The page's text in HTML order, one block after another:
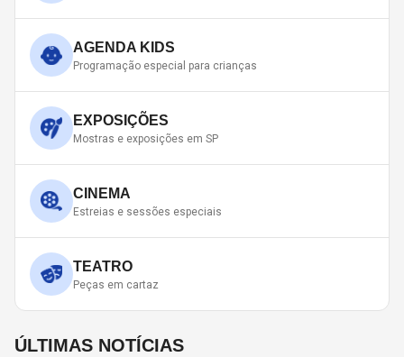
AGENDA KIDS
Programação especial para crianças
EXPOSIÇÕES
Mostras e exposições em SP
CINEMA
Estreias e sessões especiais
TEATRO
Peças em cartaz
ÚLTIMAS NOTÍCIAS